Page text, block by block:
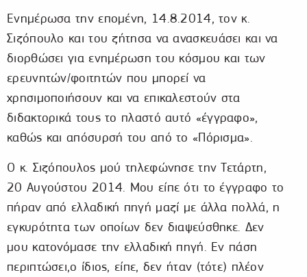
Ενημέρωσα την επομένη, 14.8.2014, τον κ.
Σιζόπουλο και του ζήτησα να ανασκευάσει και να
διορθώσει για ενημέρωση του κόσμου και των
ερευνητών/φοιτητών που μπορεί να
χρησιμοποιήσουν και να επικαλεστούν στα
διδακτορικά τους το πλαστό αυτό «έγγραφο»,
καθώς και απόσυρσή του από το «Πόρισμα».
Ο κ. Σιζόπουλος μού τηλεφώνησε την Τετάρτη,
20 Αυγούστου 2014. Μου είπε ότι το έγγραφο το
πήραν από ελλαδική πηγή μαζί με άλλα πολλά, η
εγκυρότητα των οποίων δεν διαψεύσθηκε. Δεν
μου κατονόμασε την ελλαδική πηγή. Εν πάση
περιπτώσει,ο ίδιος, είπε, δεν ήταν (τότε) πλέον